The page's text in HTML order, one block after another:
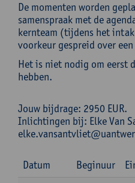
De momenten worden
samenspraak met de
kernteam (tijdens het
voorkeur gespreid over
Het is niet nodig om eerst
hebben.
Jouw bijdrage: 2950 EUR.
Inlichtingen bij: Elke Van
Datum Beginuur